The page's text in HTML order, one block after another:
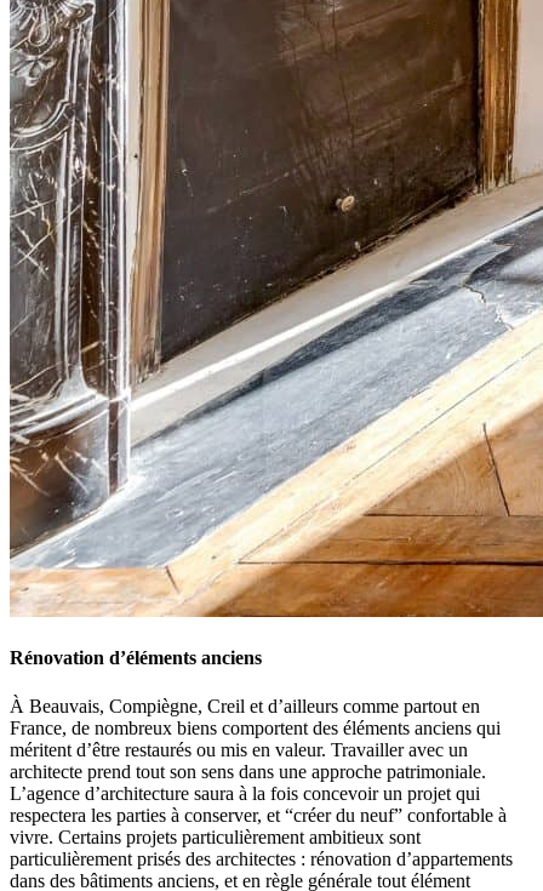
Rénovation d’éléments anciens
À Beauvais, Compiègne, Creil et d’ailleurs comme partout en
France, de nombreux biens comportent des éléments anciens qui
méritent d’être restaurés ou mis en valeur. Travailler avec un
architecte prend tout son sens dans une approche patrimoniale.
L’agence d’architecture saura à la fois concevoir un projet qui
respectera les parties à conserver, et “créer du neuf” confortable à
vivre. Certains projets particulièrement ambitieux sont
particulièrement prisés des architectes : rénovation d’appartements
dans des bâtiments anciens, et en règle générale tout élément